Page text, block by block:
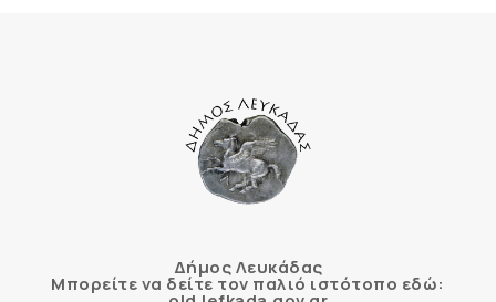
Δήμος Λευκάδας
Μπορείτε να δείτε τον παλιό ιστότοπο εδώ: